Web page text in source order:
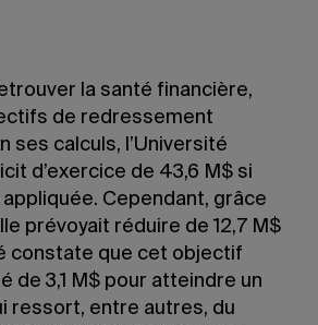
la santé financière,
de redressement
calculs, l’Université
d’exercice de 43,6 M$ si
Cependant, grâce
prévoyait réduire de 12,7 M$
constate que cet objectif
de 3,1 M$ pour atteindre un
ressort, entre autres, du